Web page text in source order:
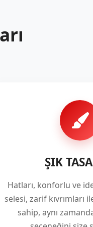
ŞIK
Hatları, konforlu ve
selesi, zarif kıvrımları
sahip, aynı